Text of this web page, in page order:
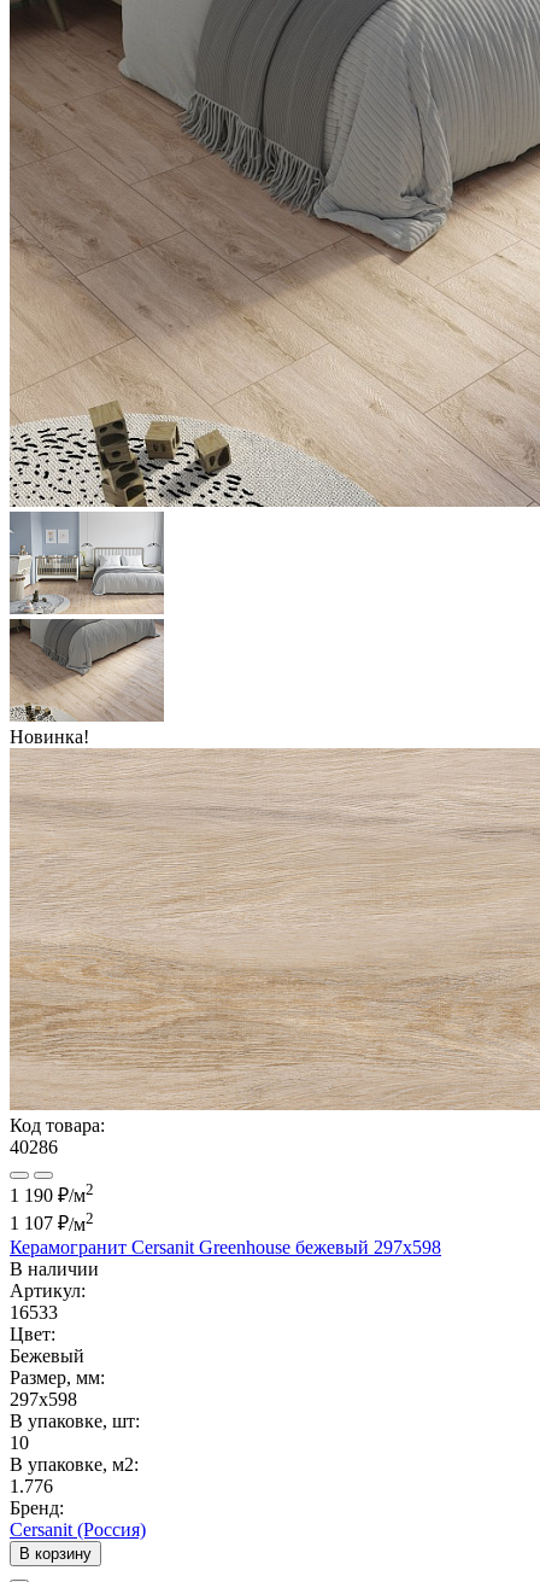
Новинка!
Код товара:
40286
1 190 ₽/м2
1 107 ₽/м2
Керамогранит Cersanit Greenhouse бежевый 297x598
В наличии
Артикул:
16533
Цвет:
Бежевый
Размер, мм:
297x598
В упаковке, шт:
10
В упаковке, м2:
1.776
Бренд:
Cersanit (Россия)
В корзину